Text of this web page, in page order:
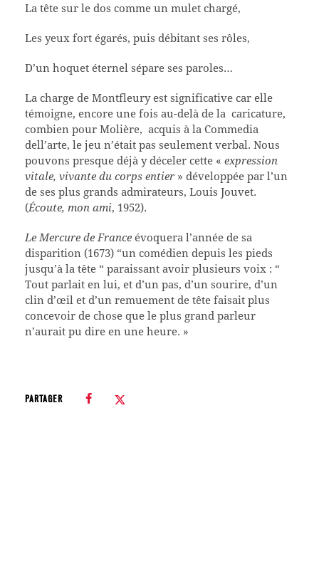
La tête sur le dos comme un mulet chargé,
Les yeux fort égarés, puis débitant ses rôles,
D’un hoquet éternel sépare ses paroles…
La charge de Montfleury est significative car elle
témoigne, encore une fois au-delà de la caricature,
combien pour Molière, acquis à la Commedia
dell’arte, le jeu n’était pas seulement verbal. Nous
pouvons presque déjà y déceler cette « expression
vitale, vivante du corps entier » développée par l’un
de ses plus grands admirateurs, Louis Jouvet.
(Écoute, mon ami, 1952).
Le Mercure de France évoquera l’année de sa
disparition (1673) “un comédien depuis les pieds
jusqu’à la tête “ paraissant avoir plusieurs voix : “
Tout parlait en lui, et d’un pas, d’un sourire, d’un
clin d’œil et d’un remuement de tête faisait plus
concevoir de chose que le plus grand parleur
n’aurait pu dire en une heure. »
PARTAGER